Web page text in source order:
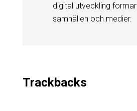
digital utveckling formar
samhällen och medier.
Trackbacks